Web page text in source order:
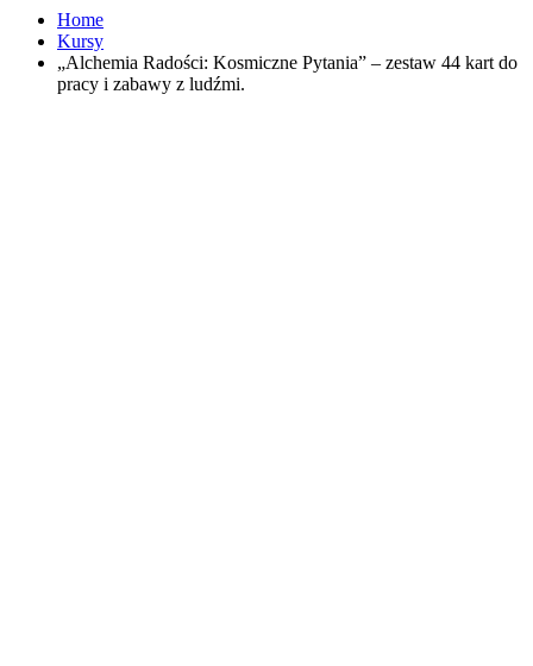
Home
Kursy
„Alchemia Radości: Kosmiczne Pytania” – zestaw 44 kart do
pracy i zabawy z ludźmi.